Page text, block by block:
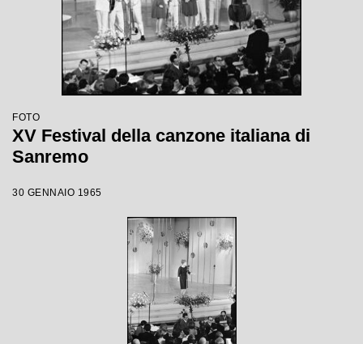
FOTO
XV Festival della canzone italiana di
Sanremo
30 GENNAIO 1965